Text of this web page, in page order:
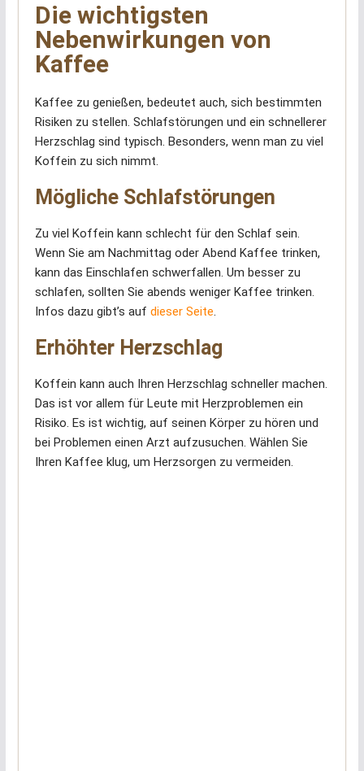
Die wichtigsten
Nebenwirkungen von
Kaffee
Kaffee zu genießen, bedeutet auch, sich bestimmten
Risiken zu stellen. Schlafstörungen und ein schnellerer
Herzschlag sind typisch. Besonders, wenn man zu viel
Koffein zu sich nimmt.
Mögliche Schlafstörungen
Zu viel Koffein kann schlecht für den Schlaf sein.
Wenn Sie am Nachmittag oder Abend Kaffee trinken,
kann das Einschlafen schwerfallen. Um besser zu
schlafen, sollten Sie abends weniger Kaffee trinken.
Infos dazu gibt’s auf dieser Seite.
Erhöhter Herzschlag
Koffein kann auch Ihren Herzschlag schneller machen.
Das ist vor allem für Leute mit Herzproblemen ein
Risiko. Es ist wichtig, auf seinen Körper zu hören und
bei Problemen einen Arzt aufzusuchen. Wählen Sie
Ihren Kaffee klug, um Herzsorgen zu vermeiden.